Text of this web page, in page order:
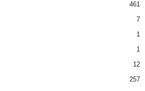
461
7
1
1
12
257